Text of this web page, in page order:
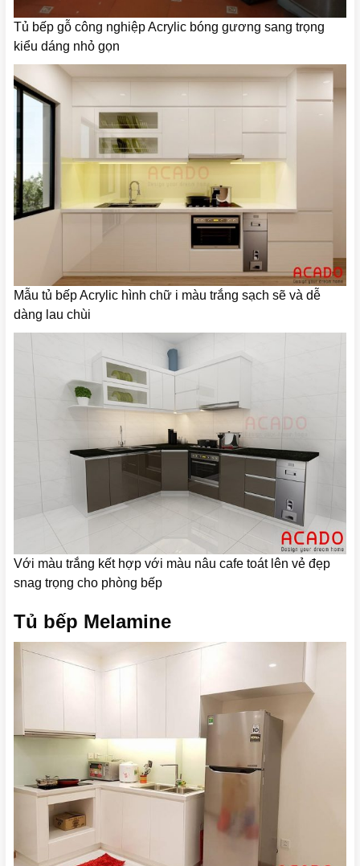
Tủ bếp gỗ công nghiệp Acrylic bóng gương sang trọng
kiểu dáng nhỏ gọn
Mẫu tủ bếp Acrylic hình chữ i màu trắng sạch sẽ và dễ
dàng lau chùi
Với màu trắng kết hợp với màu nâu cafe toát lên vẻ đẹp
snag trọng cho phòng bếp
Tủ bếp Melamine